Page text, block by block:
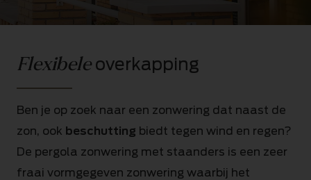
Flexibeleoverkapping
Ben je op zoek naar een zonwering dat naast de
zon, ook beschutting biedt tegen wind en regen?
De pergola zonwering met staanders is een zeer
fraai vormgegeven zonwering waarbij het